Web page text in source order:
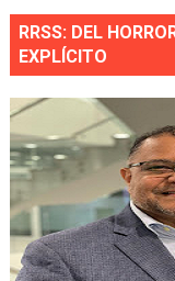
RRSS: DEL
EXPLÍCITO